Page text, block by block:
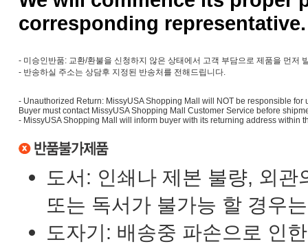
corresponding representative.
- 미승인반품: 교환/환불을 신청하지 않은 상태에서 고객 부담으로 제품을 먼저
- 반송하실 주소는 상담후 지정된 반송처를 전해드립니다.
- Unauthorized Return: MissyUSA Shopping Mall will NOT be responsible
Buyer must contact MissyUSA Shopping Mall Customer Service before
- MissyUSA Shopping Mall will inform buyer with its returning address within
도서: 인쇄나 제본 불량, 외
또는 독서가 불가능 할 경우
도자기: 배송중 파손으로 인